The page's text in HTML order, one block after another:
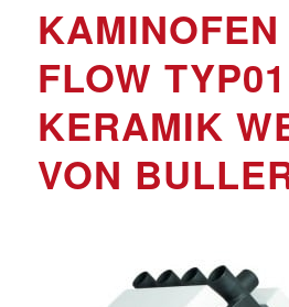
FLOW TYP01
KERAMIK
VON